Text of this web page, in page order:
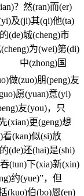
？然(ran)而(er)
及(ji)其(qi)他(ta)
(de)城(cheng)市
为(wei)第(di)
中(zhong)国
做(zuo)朋(peng)友
愿(yuan)意(yi)
友(you)，只
(xian)更(geng)想
(kan)似(si)放
(de)还(hai)是(shi)
(tun)下(xia)新(xin)
约(yue)”，但
(kuo)伯(bo)恩(en)